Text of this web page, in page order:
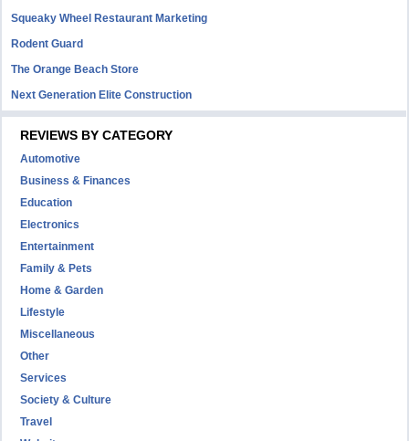
Squeaky Wheel Restaurant Marketing
Rodent Guard
The Orange Beach Store
Next Generation Elite Construction
REVIEWS BY CATEGORY
Automotive
Business & Finances
Education
Electronics
Entertainment
Family & Pets
Home & Garden
Lifestyle
Miscellaneous
Other
Services
Society & Culture
Travel